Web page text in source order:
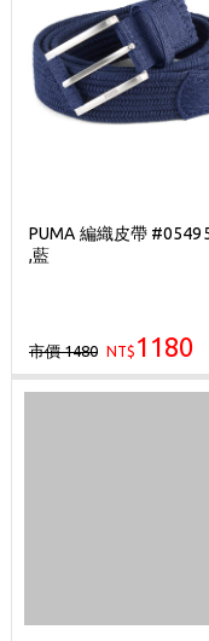
PUMA 編織皮帶
,藍
市價 1480 NT$ 1180